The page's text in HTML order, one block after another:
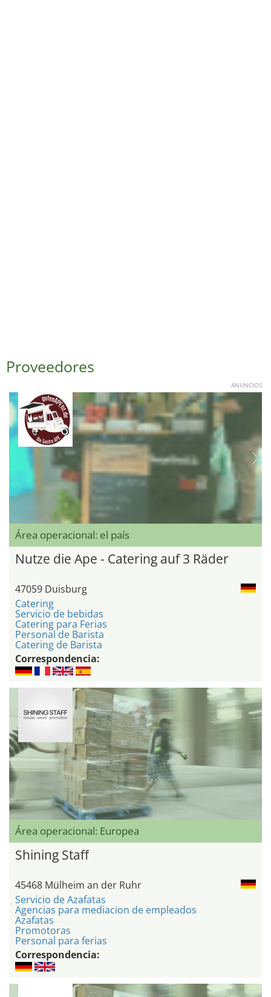
Proveedores
ANUNCIOS
Área operacional: el país
Nutze die Ape - Catering auf 3 Räder
47059 Duisburg
Catering
Servicio de bebidas
Catering para Ferias
Personal de Barista
Catering de Barista
Correspondencia:
Área operacional: Europea
Shining Staff
45468 Mülheim an der Ruhr
Servicio de Azafatas
Agencias para mediacion de empleados
Azafatas
Promotoras
Personal para ferias
Correspondencia: